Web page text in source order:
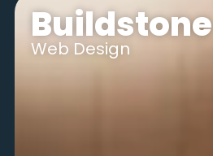
Buildstone
Web Design